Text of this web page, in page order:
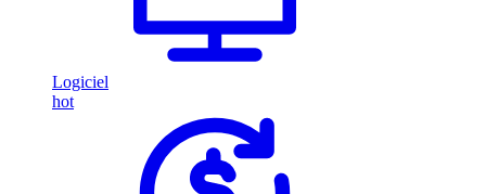
Logiciel
hot